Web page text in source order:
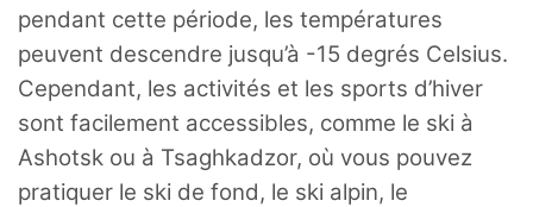
pendant cette période, les températures
peuvent descendre jusqu’à -15 degrés Celsius.
Cependant, les activités et les sports d’hiver
sont facilement accessibles, comme le ski à
Ashotsk ou à Tsaghkadzor, où vous pouvez
pratiquer le ski de fond, le ski alpin, le